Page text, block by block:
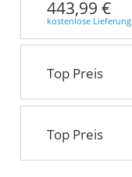
443,99 €
kostenlose Lieferung
Top Preis
Top Preis